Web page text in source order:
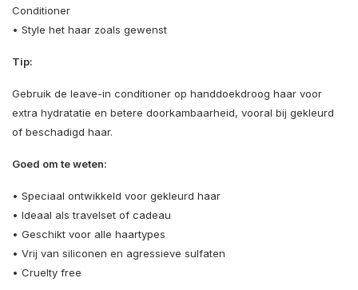
Conditioner
• Style het haar zoals gewenst
Tip:
Gebruik de leave-in conditioner op handdoekdroog haar voor
extra hydratatie en betere doorkambaarheid, vooral bij gekleurd
of beschadigd haar.
Goed om te weten:
• Speciaal ontwikkeld voor gekleurd haar
• Ideaal als travelset of cadeau
• Geschikt voor alle haartypes
• Vrij van siliconen en agressieve sulfaten
• Cruelty free